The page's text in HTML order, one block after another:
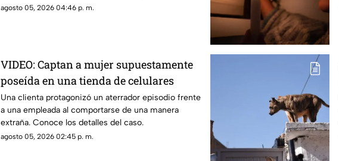
cuestionamientos por un posible control de la
agosto 05, 2026 04:46 p. m.
VIDEO: Captan a mujer supuestamente
poseída en una tienda de celulares
Una clienta protagonizó un aterrador episodio frente
a una empleada al comportarse de una manera
extraña. Conoce los detalles del caso.
agosto 05, 2026 02:45 p. m.